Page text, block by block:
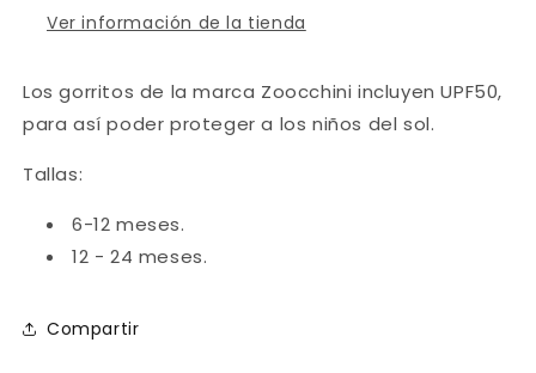
Ver información de la tienda
Los gorritos de la marca Zoocchini incluyen UPF50,
para así poder proteger a los niños del sol.
Tallas:
6-12 meses.
12 - 24 meses.
Compartir